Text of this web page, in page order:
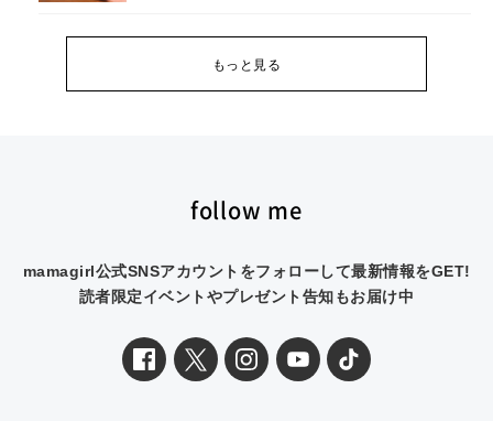
もっと見る
follow me
mamagirl公式SNSアカウントをフォローして最新情報をGET!
読者限定イベントやプレゼント告知もお届け中